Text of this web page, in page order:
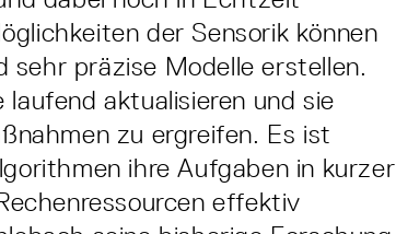
der Sensorik können
sehr präzise Modelle erstellen.
aktualisieren und sie
zu ergreifen. Es ist
ihre Aufgaben in kurzer
effektiv